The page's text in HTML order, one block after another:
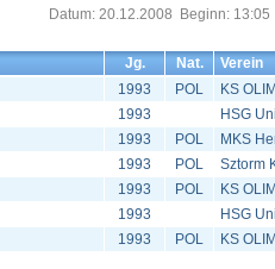
Datum: 20.12.2008 Beginn: 13:05
Jg. Nat.
Verein
1993 POL
KS
1993
HSG
1993 POL
MKS
1993 POL
Sztorm
1993 POL
KS
1993
HSG
1993 POL KS